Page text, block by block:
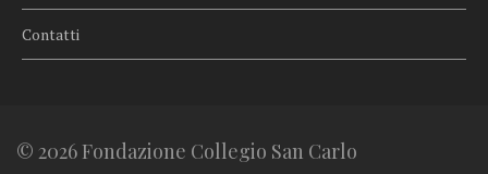
Contatti
© 2026 Fondazione Collegio San Carlo